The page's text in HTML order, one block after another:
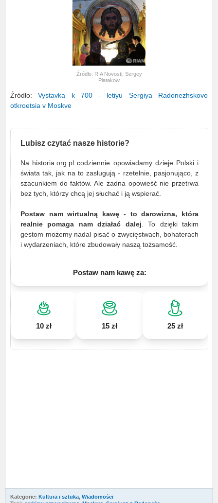
Źródło: RIA Novosti, Sergey
Piatakow
Źródło:Vystavka k 700 - letiyu Sergiya Radonezhskovo
otkroetsia v Moskve
Lubisz czytać nasze historie?
Na historia.org.pl codziennie opowiadamy dzieje Polski i
świata tak, jak na to zasługują - rzetelnie, pasjonująco, z
szacunkiem do faktów. Ale żadna opowieść nie przetrwa
bez tych, którzy chcą jej słuchać i ją wspierać.
Postaw nam wirtualną kawę - to darowizna, która
realnie pomaga nam działać dalej . To dzięki takim
gestom możemy nadal pisać o zwycięstwach, bohaterach
i wydarzeniach, które zbudowały naszą tożsamość.
Postaw nam kawę za:
10 zł 15 zł 25 zł
Kategorie: Kultura i sztuka, Wiadomości